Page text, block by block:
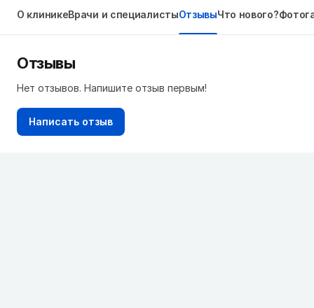
О клиникеВрачи и специалистыОтзывыЧто нового?
Отзывы
Нет отзывов. Напишите отзыв первым!
Написать отзыв